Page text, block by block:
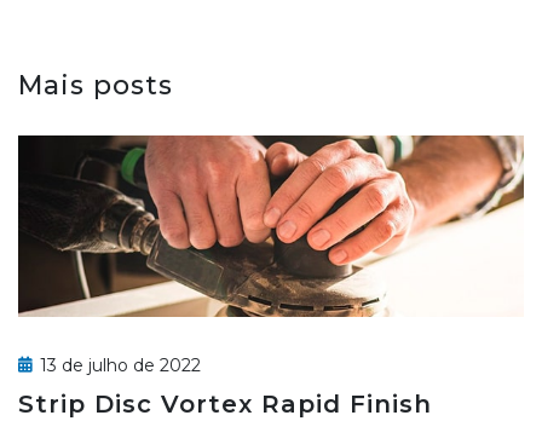
Mais posts
13 de julho de 2022
Strip Disc Vortex Rapid Finish